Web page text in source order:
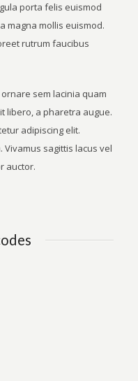
porta felis euismod
magna mollis euismod.
rutrum faucibus
sem lacinia quam
libero, a pharetra augue.
adipiscing elit.
sagittis lacus vel
auctor.